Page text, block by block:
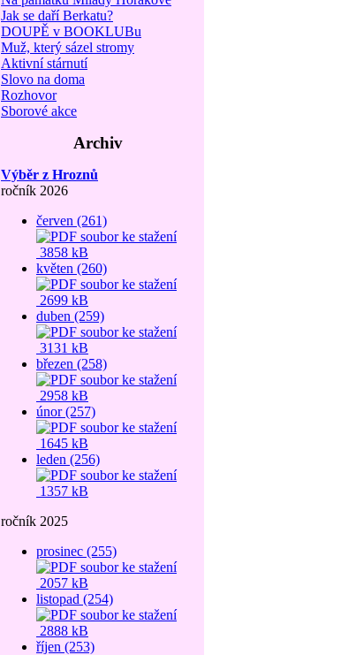
Jak se daří Berkatu?
DOUPĚ v BOOKLUBu
Muž, který sázel stromy
Aktivní stárnutí
Slovo na doma
Rozhovor
Sborové akce
Archiv
Výběr z Hroznů
ročník 2026
červen (261)
3858 kB
květen (260)
2699 kB
duben (259)
3131 kB
březen (258)
2958 kB
únor (257)
1645 kB
leden (256)
1357 kB
ročník 2025
prosinec (255)
2057 kB
listopad (254)
2888 kB
říjen (253)